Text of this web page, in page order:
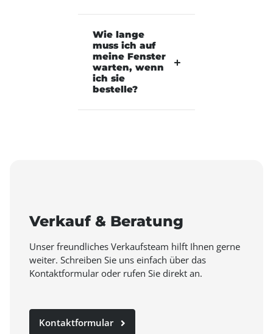
Wie lange
muss ich auf
meine Fenster
warten, wenn
ich sie
bestelle?
Verkauf & Beratung
Unser freundliches Verkaufsteam hilft Ihnen gerne
weiter. Schreiben Sie uns einfach über das
Kontaktformular oder rufen Sie direkt an.
Kontaktformular